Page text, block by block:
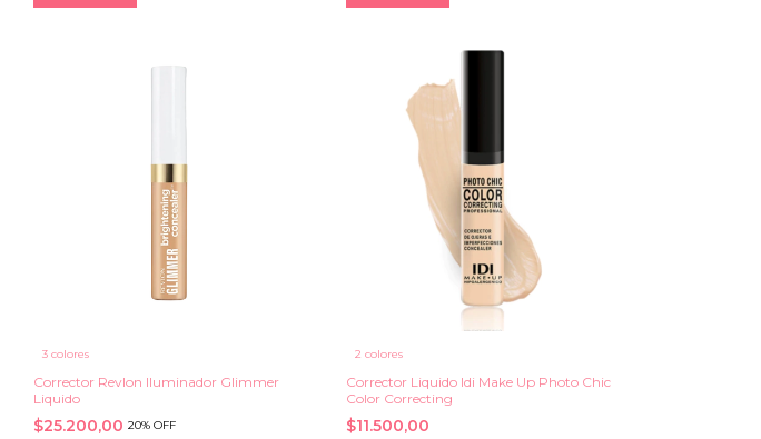
3 colores
Corrector Revlon Iluminador Glimmer
Liquido
$25.200,00 20% OFF
2 colores
Corrector Liquido Idi Make Up Photo Chic
Color Correcting
$11.500,00